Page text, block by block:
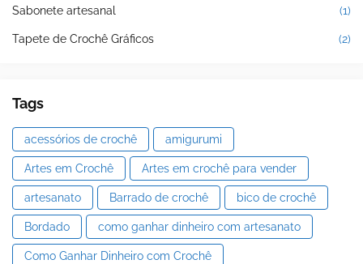
Sabonete artesanal (1)
Tapete de Crochê Gráficos (2)
Tags
acessórios de crochê amigurumi
Artes em Crochê Artes em crochê para vender
artesanato Barrado de crochê bico de crochê
Bordado como ganhar dinheiro com artesanato
Como Ganhar Dinheiro com Crochê